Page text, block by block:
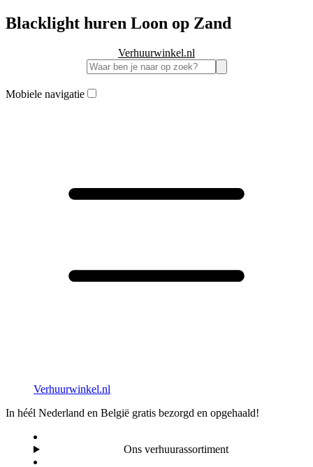
Blacklight huren Loon op Zand
Verhuurwinkel.nl
Mobiele navigatie
Verhuurwinkel.nl
In héél Nederland en België gratis bezorgd en opgehaald!
Ons verhuurassortiment